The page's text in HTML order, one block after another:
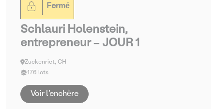
Fermé
Schlauri Holenstein,
entrepreneur – JOUR 1
Zuckenriet, CH
176 lots
Voir l'enchère